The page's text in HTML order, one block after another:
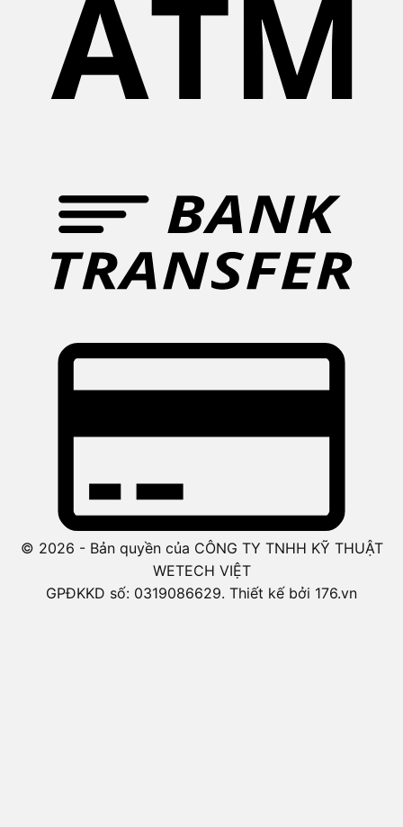
© 2026 - Bản quyền của CÔNG TY TNHH KỸ THUẬT
WETECH VIỆT
GPĐKKD số: 0319086629. Thiết kế bởi 176.vn